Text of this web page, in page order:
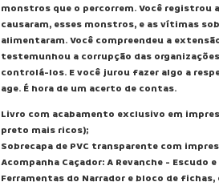
monstros que o percorrem. Você registrou
causaram, esses monstros, e as vítimas
alimentaram. Você compreendeu a
testemunhou a corrupção das
controlá-los. E você jurou fazer algo a
age. É hora de um acerto de contas.
Livro com acabamento exclusivo em
preto mais ricos);
Sobrecapa de PVC transparente com
Acompanha Caçador: A Revanche - Escudo
Ferramentas do Narrador e bloco de